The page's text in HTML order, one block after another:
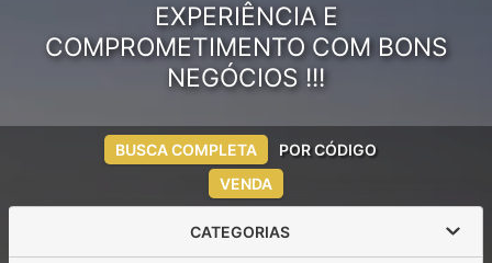
EXPERIÊNCIA E
COMPROMETIMENTO COM BONS
NEGÓCIOS !!!
VENDA
BUSCA COMPLETA POR CÓDIGO
CATEGORIAS